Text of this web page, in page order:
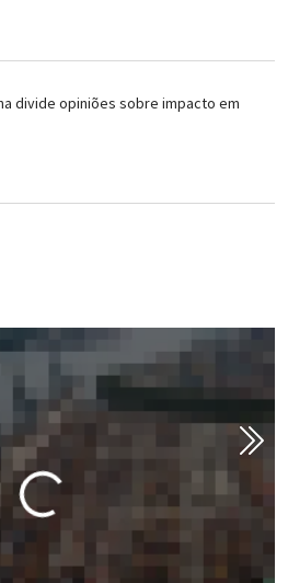
divide opiniões sobre impacto em